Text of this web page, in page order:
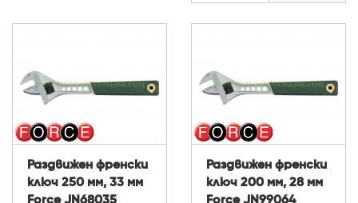
Раздвижен френски
ключ 250 мм, 33 мм
Force JN68035
Раздвижен френски
ключ 200 мм, 28 мм
Force JN99064